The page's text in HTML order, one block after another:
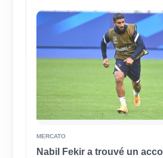
MERCATO
Nabil Fekir a trouvé un